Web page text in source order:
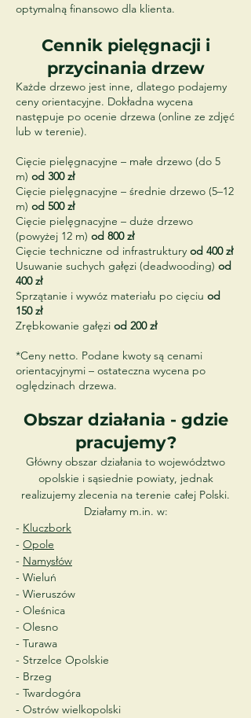
optymalną finansowo dla klienta.
Cennik pielęgnacji i
przycinania drzew
Każde drzewo jest inne, dlatego podajemy
ceny orientacyjne. Dokładna wycena
następuje po ocenie drzewa (online ze zdjęć
lub w terenie).
Cięcie pielęgnacyjne – małe drzewo (do 5
m) od 300 zł
Cięcie pielęgnacyjne – średnie drzewo (5–12
m) od 500 zł
Cięcie pielęgnacyjne – duże drzewo
(powyżej 12 m) od 800 zł
Cięcie techniczne od infrastruktury od 400 zł
Usuwanie suchych gałęzi (deadwooding) od
400 zł
Sprzątanie i wywóz materiału po cięciu od
150 zł
Zrębkowanie gałęzi od 200 zł
*Ceny netto. Podane kwoty są cenami
orientacyjnymi – ostateczna wycena po
oględzinach drzewa.
Obszar działania - gdzie
pracujemy?
Główny obszar działania to województwo
opolskie i sąsiednie powiaty, jednak
realizujemy zlecenia na terenie całej Polski.
Działamy m.in. w:
- Kluczbork
- Opole
- Namysłów
- Wieluń
- Wieruszów
- Oleśnica
- Olesno
- Turawa
- Strzelce Opolskie
- Brzeg
- Twardogóra
- Ostrów wielkopolski